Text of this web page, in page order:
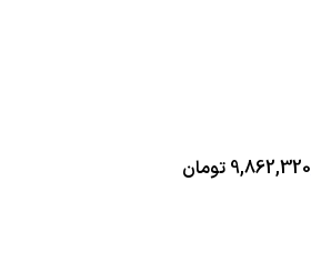
9,862,320 تومان